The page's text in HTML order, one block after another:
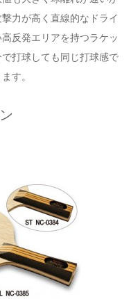
力が高く直線的なドライ
反発エリアを持つラケッ
打球しても同じ打球感で
す。